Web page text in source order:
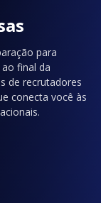
para
final da
de recrutadores
conecta você às